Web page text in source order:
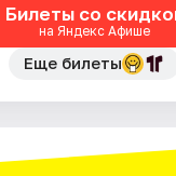
Билеты со
на Яндекс Афише
Еще билеты